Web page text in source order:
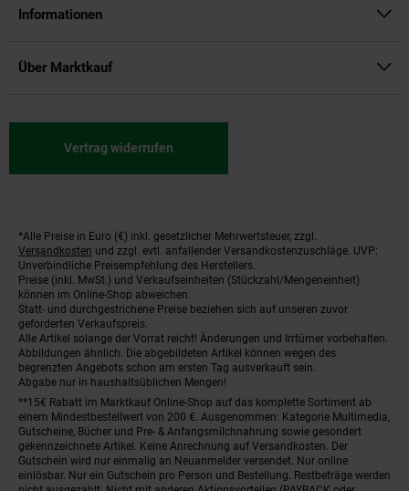
Informationen
Über Marktkauf
Vertrag widerrufen
Fußnoten
*Alle Preise in Euro (€) inkl. gesetzlicher Mehrwertsteuer, zzgl.
Versandkosten und zzgl. evtl. anfallender Versandkostenzuschläge. UVP:
Unverbindliche Preisempfehlung des Herstellers.
Preise (inkl. MwSt.) und Verkaufseinheiten (Stückzahl/Mengeneinheit)
können im Online-Shop abweichen.
Statt- und durchgestrichene Preise beziehen sich auf unseren zuvor
geforderten Verkaufspreis.
Alle Artikel solange der Vorrat reicht! Änderungen und Irrtümer vorbehalten.
Abbildungen ähnlich. Die abgebildeten Artikel können wegen des
begrenzten Angebots schon am ersten Tag ausverkauft sein.
Abgabe nur in haushaltsüblichen Mengen!
**15€ Rabatt im Marktkauf Online-Shop auf das komplette Sortiment ab
einem Mindestbestellwert von 200 €. Ausgenommen: Kategorie Multimedia,
Gutscheine, Bücher und Pre- & Anfangsmilchnahrung sowie gesondert
gekennzeichnete Artikel. Keine Anrechnung auf Versandkosten. Der
Gutschein wird nur einmalig an Neuanmelder versendet. Nur online
einlösbar. Nur ein Gutschein pro Person und Bestellung. Restbeträge werden